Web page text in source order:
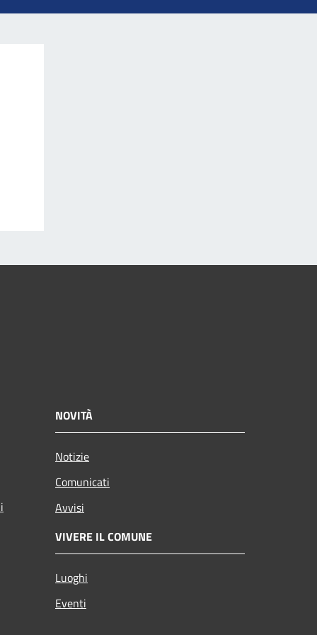
NOVITÀ
Notizie
Comunicati
Avvisi
VIVERE IL COMUNE
Luoghi
Eventi